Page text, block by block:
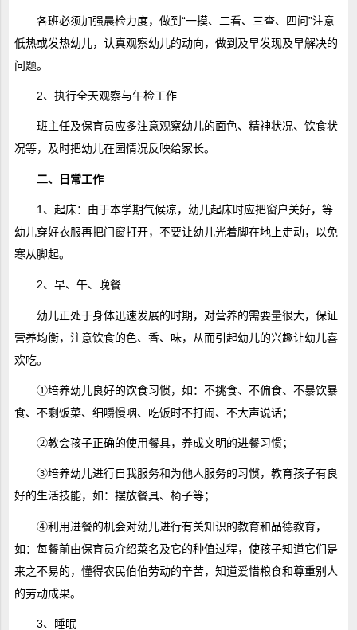
各班必须加强晨检力度，做到“一摸、二看、三查、四问”注意
低热或发热幼儿，认真观察幼儿的动向，做到及早发现及早解决的
问题。
2、执行全天观察与午检工作
班主任及保育员应多注意观察幼儿的面色、精神状况、饮食状
况等，及时把幼儿在园情况反映给家长。
二、日常工作
1、起床：由于本学期气候凉，幼儿起床时应把窗户关好，等
幼儿穿好衣服再把门窗打开，不要让幼儿光着脚在地上走动，以免
寒从脚起。
2、早、午、晚餐
幼儿正处于身体迅速发展的时期，对营养的需要量很大，保证
营养均衡，注意饮食的色、香、味，从而引起幼儿的兴趣让幼儿喜
欢吃。
①培养幼儿良好的饮食习惯，如：不挑食、不偏食、不暴饮暴
食、不剩饭菜、细嚼慢咽、吃饭时不打闹、不大声说话；
②教会孩子正确的使用餐具，养成文明的进餐习惯；
③培养幼儿进行自我服务和为他人服务的习惯，教育孩子有良
好的生活技能，如：摆放餐具、椅子等；
④利用进餐的机会对幼儿进行有关知识的教育和品德教育，
如：每餐前由保育员介绍菜名及它的种值过程，使孩子知道它们是
来之不易的，懂得农民伯伯劳动的辛苦，知道爱惜粮食和尊重别人
的劳动成果。
3、睡眠